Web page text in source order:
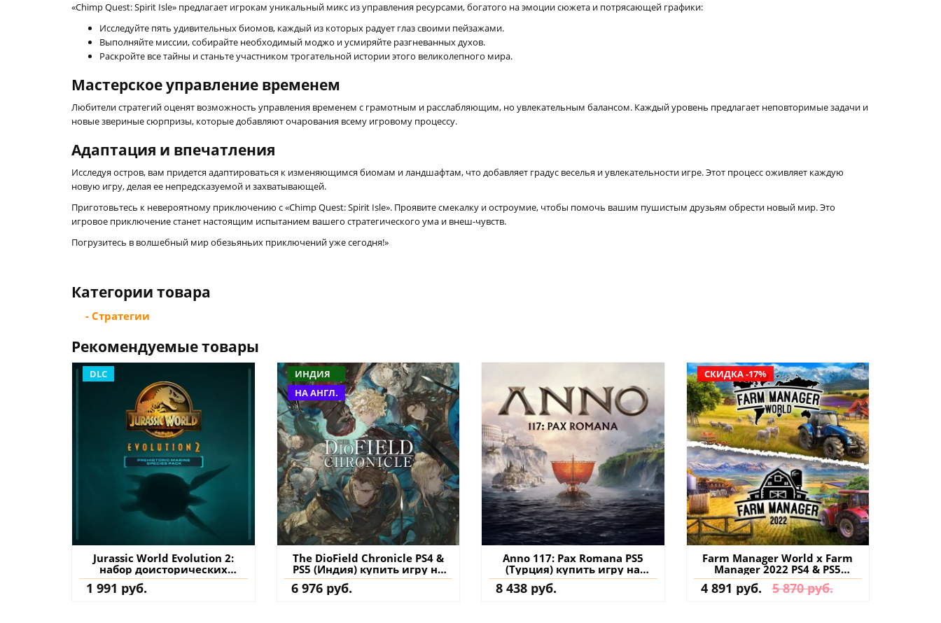
«Chimp Quest: Spirit Isle» предлагает игрокам уникальный микс из управления ресурсами, богатого на эмоции сюжета и потрясающей графики:
Исследуйте пять удивительных биомов, каждый из которых радует глаз своими пейзажами.
Выполняйте миссии, собирайте необходимый моджо и усмиряйте разгневанных духов.
Раскройте все тайны и станьте участником трогательной истории этого великолепного мира.
Мастерское управление временем
Любители стратегий оценят возможность управления временем с грамотным и расслабляющим, но увлекательным балансом. Каждый уровень предлагает неповторимые задачи и
новые звериные сюрпризы, которые добавляют очарования всему игровому процессу.
Адаптация и впечатления
Исследуя остров, вам придется адаптироваться к изменяющимся биомам и ландшафтам, что добавляет градус веселья и увлекательности игре. Этот процесс оживляет каждую
новую игру, делая ее непредсказуемой и захватывающей.
Приготовьтесь к невероятному приключению с «Chimp Quest: Spirit Isle». Проявите смекалку и остроумие, чтобы помочь вашим пушистым друзьям обрести новый мир. Это
игровое приключение станет настоящим испытанием вашего стратегического ума и внеш-чувств.
Погрузитесь в волшебный мир обезьяньих приключений уже сегодня!»
Категории товара
- Стратегии
Рекомендуемые товары
DLC
Jurassic World Evolution 2:
набор доисторических
морских ящеров PS4 & PS5
(Турция) купить дополнение
1 991 руб.
ИНДИЯ
НА АНГЛ.
The DioField Chronicle PS4 &
PS5 (Индия) купить игру на
аккаунт
6 976 руб.
Anno 117: Pax Romana PS5
(Турция) купить игру на
аккаунт
8 438 руб.
СКИДКА -17%
Farm Manager World x Farm
Manager 2022 PS4 & PS5
(Турция) купить
4 891 руб. 5 870 руб.